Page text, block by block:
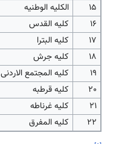
15
الکلیه الوطنیه
16
کلیه القدس
17
کلیه البترا
18
کلیه جرش
19
کلیه المجتمع الاردنی
20
کلیه قرطبه
21
کلیه غرناطه
22
کلیه المفرق